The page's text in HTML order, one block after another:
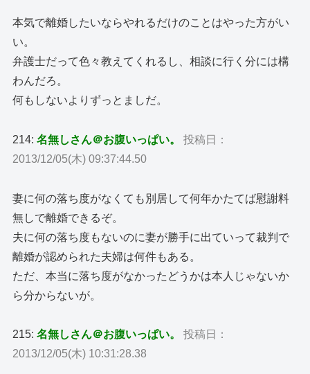
本気で離婚したいならやれるだけのことはやった方がい
い。
弁護士だって色々教えてくれるし、相談に行く分には構
わんだろ。
何もしないよりずっとましだ。
214:名無しさん＠お腹いっぱい。
投稿日：
2013/12/05(木) 09:37:44.50
妻に何の落ち度がなくても別居して何年かたてば慰謝料
無しで離婚できるぞ。
夫に何の落ち度もないのに妻が勝手に出ていって裁判で
離婚が認められた夫婦は何件もある。
ただ、本当に落ち度がなかったどうかは本人じゃないか
ら分からないが。
215:名無しさん＠お腹いっぱい。
投稿日：
2013/12/05(木) 10:31:28.38